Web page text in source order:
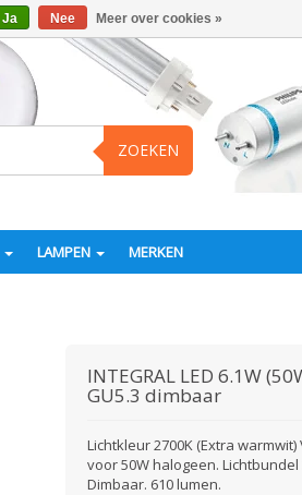
ZOEKEN
LAMPEN MERKEN
INTEGRAL LED 6.1W
GU5.3 dimbaar
Lichtkleur 2700K (Extra
voor 50W halogeen. Lichtbundel
Dimbaar. 610 lumen.
Ja Nee Meer over cookies »